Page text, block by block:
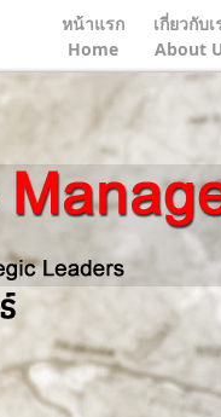
หน้าแรก
Home
เกี่ยวกับเ
About